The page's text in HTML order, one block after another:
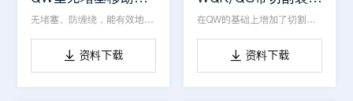
无堵塞、防缠绕，能有效地输送含有固体物和长纤维
 资料下载
在QW的基础上增加了切割装置，不会使叶轮堵塞
 资料下载